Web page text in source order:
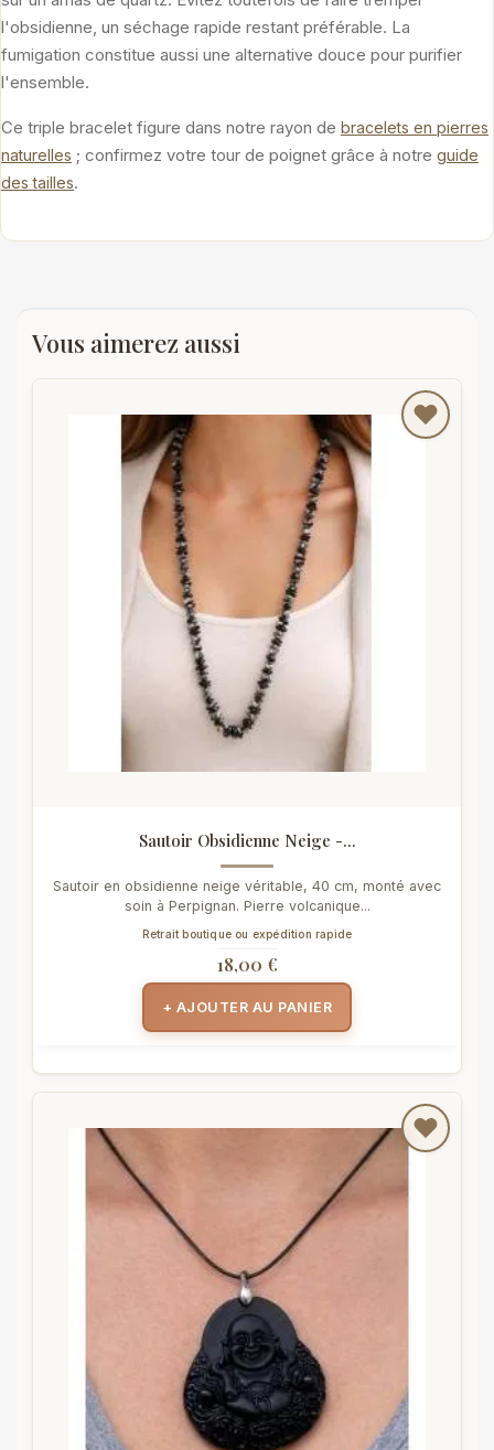
l'obsidienne, un séchage rapide restant préférable. La
fumigation constitue aussi une alternative douce pour purifier
l'ensemble.
Ce triple bracelet figure dans notre rayon de bracelets en pierres
naturelles ; confirmez votre tour de poignet grâce à notre guide
des tailles.
Vous aimerez aussi
Sautoir Obsidienne Neige -...
Sautoir en obsidienne neige véritable, 40 cm, monté avec
soin à Perpignan. Pierre volcanique...
Retrait boutique ou expédition rapide
18,00 €
+ AJOUTER AU PANIER